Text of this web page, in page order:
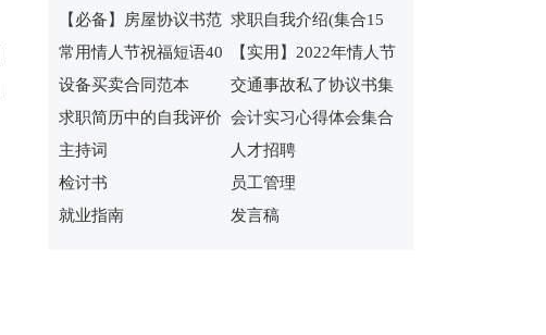
案【必备】房屋协议书范
文锦集九篇
求职自我介绍(集合15
篇)
常用情人节祝福短语40
条
【实用】2022年情人节
祝福短语汇编65句
设备买卖合同范本
交通事故私了协议书集
合7篇
求职简历中的自我评价
合集15篇
会计实习心得体会集合
15篇
主持词
人才招聘
检讨书
员工管理
就业指南
发言稿